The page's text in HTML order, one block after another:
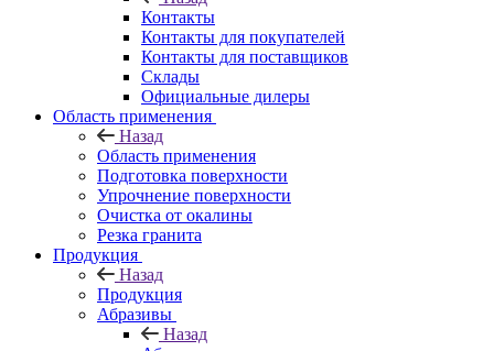
Контакты
Контакты для покупателей
Контакты для поставщиков
Склады
Официальные дилеры
Область применения
Назад
Область применения
Подготовка поверхности
Упрочнение поверхности
Очистка от окалины
Резка гранита
Продукция
Назад
Продукция
Абразивы
Назад